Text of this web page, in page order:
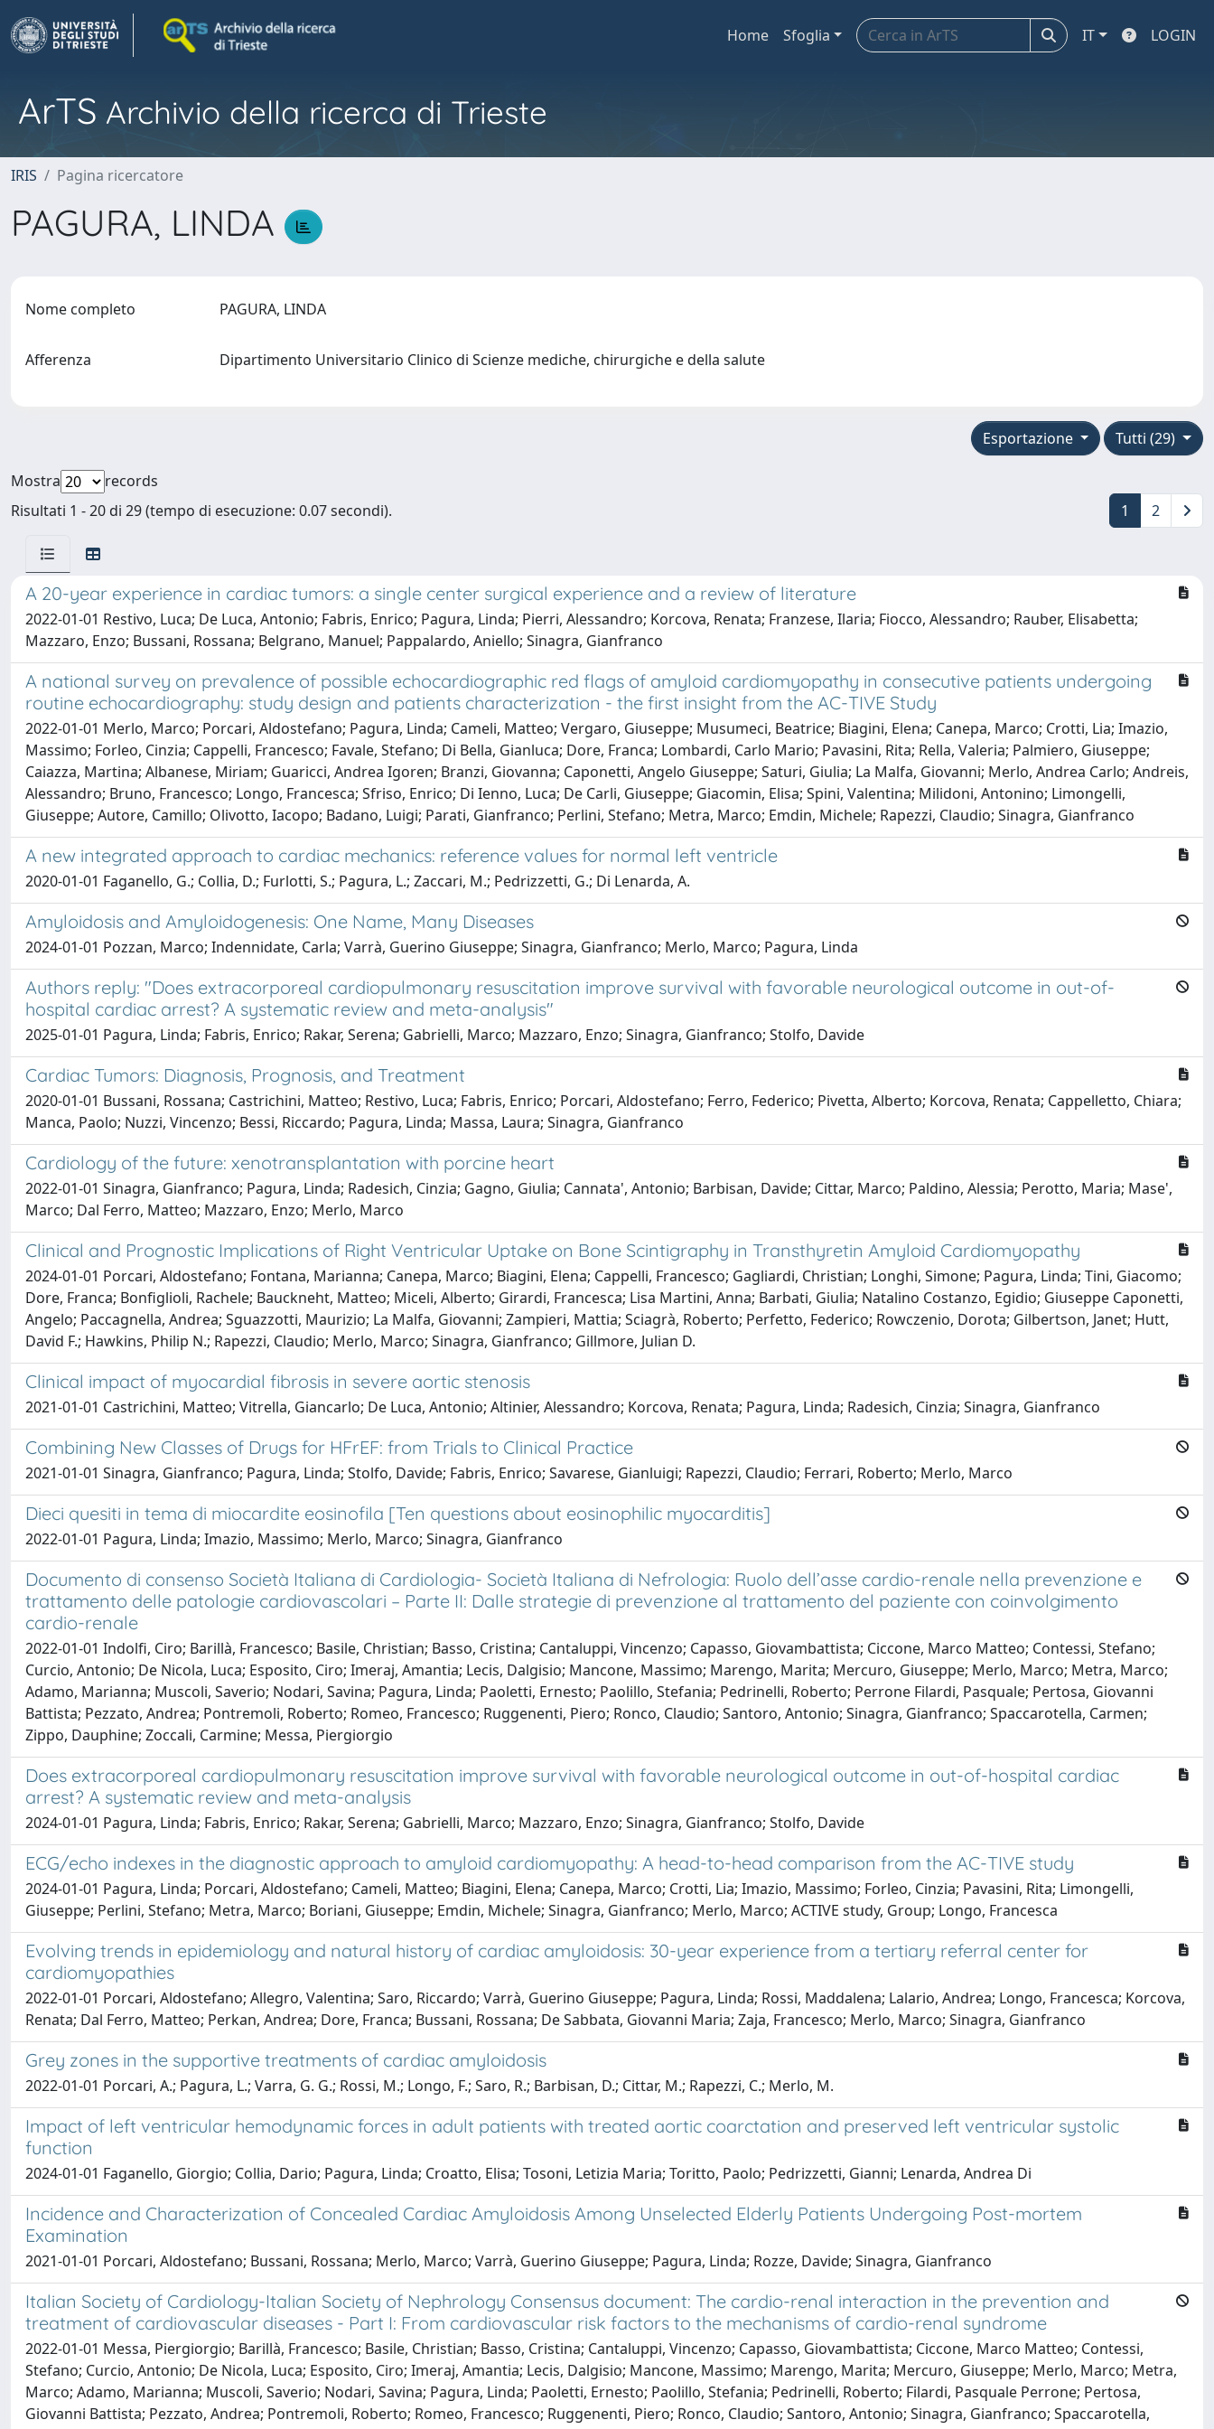
Home Sfoglia IT LOGIN
ArTS Archivio della ricerca di Trieste
IRIS Pagina ricercatore
PAGURA, LINDA
Nome completo PAGURA, LINDA
Afferenza Dipartimento Universitario Clinico di Scienze mediche, chirurgiche e della salute
Tutti (29)
Esportazione
Mostra
records
Risultati 1 - 20 di 29 (tempo di esecuzione: 0.07 secondi).
1 2
A 20-year experience in cardiac tumors: a single center surgical experience and a review of literature
2022-01-01 Restivo, Luca; De Luca, Antonio; Fabris, Enrico; Pagura, Linda; Pierri, Alessandro; Korcova, Renata; Franzese, Ilaria; Fiocco, Alessandro; Rauber, Elisabetta;
Mazzaro, Enzo; Bussani, Rossana; Belgrano, Manuel; Pappalardo, Aniello; Sinagra, Gianfranco
A national survey on prevalence of possible echocardiographic red flags of amyloid cardiomyopathy in consecutive patients undergoing
routine echocardiography: study design and patients characterization - the first insight from the AC-TIVE Study
2022-01-01 Merlo, Marco; Porcari, Aldostefano; Pagura, Linda; Cameli, Matteo; Vergaro, Giuseppe; Musumeci, Beatrice; Biagini, Elena; Canepa, Marco; Crotti, Lia; Imazio,
Massimo; Forleo, Cinzia; Cappelli, Francesco; Favale, Stefano; Di Bella, Gianluca; Dore, Franca; Lombardi, Carlo Mario; Pavasini, Rita; Rella, Valeria; Palmiero, Giuseppe;
Caiazza, Martina; Albanese, Miriam; Guaricci, Andrea Igoren; Branzi, Giovanna; Caponetti, Angelo Giuseppe; Saturi, Giulia; La Malfa, Giovanni; Merlo, Andrea Carlo; Andreis,
Alessandro; Bruno, Francesco; Longo, Francesca; Sfriso, Enrico; Di Ienno, Luca; De Carli, Giuseppe; Giacomin, Elisa; Spini, Valentina; Milidoni, Antonino; Limongelli,
Giuseppe; Autore, Camillo; Olivotto, Iacopo; Badano, Luigi; Parati, Gianfranco; Perlini, Stefano; Metra, Marco; Emdin, Michele; Rapezzi, Claudio; Sinagra, Gianfranco
A new integrated approach to cardiac mechanics: reference values for normal left ventricle
2020-01-01 Faganello, G.; Collia, D.; Furlotti, S.; Pagura, L.; Zaccari, M.; Pedrizzetti, G.; Di Lenarda, A.
Amyloidosis and Amyloidogenesis: One Name, Many Diseases
2024-01-01 Pozzan, Marco; Indennidate, Carla; Varrà, Guerino Giuseppe; Sinagra, Gianfranco; Merlo, Marco; Pagura, Linda
Authors reply: "Does extracorporeal cardiopulmonary resuscitation improve survival with favorable neurological outcome in out-of-
hospital cardiac arrest? A systematic review and meta-analysis"
2025-01-01 Pagura, Linda; Fabris, Enrico; Rakar, Serena; Gabrielli, Marco; Mazzaro, Enzo; Sinagra, Gianfranco; Stolfo, Davide
Cardiac Tumors: Diagnosis, Prognosis, and Treatment
2020-01-01 Bussani, Rossana; Castrichini, Matteo; Restivo, Luca; Fabris, Enrico; Porcari, Aldostefano; Ferro, Federico; Pivetta, Alberto; Korcova, Renata; Cappelletto, Chiara;
Manca, Paolo; Nuzzi, Vincenzo; Bessi, Riccardo; Pagura, Linda; Massa, Laura; Sinagra, Gianfranco
Cardiology of the future: xenotransplantation with porcine heart
2022-01-01 Sinagra, Gianfranco; Pagura, Linda; Radesich, Cinzia; Gagno, Giulia; Cannata', Antonio; Barbisan, Davide; Cittar, Marco; Paldino, Alessia; Perotto, Maria; Mase',
Marco; Dal Ferro, Matteo; Mazzaro, Enzo; Merlo, Marco
Clinical and Prognostic Implications of Right Ventricular Uptake on Bone Scintigraphy in Transthyretin Amyloid Cardiomyopathy
2024-01-01 Porcari, Aldostefano; Fontana, Marianna; Canepa, Marco; Biagini, Elena; Cappelli, Francesco; Gagliardi, Christian; Longhi, Simone; Pagura, Linda; Tini, Giacomo;
Dore, Franca; Bonfiglioli, Rachele; Bauckneht, Matteo; Miceli, Alberto; Girardi, Francesca; Lisa Martini, Anna; Barbati, Giulia; Natalino Costanzo, Egidio; Giuseppe Caponetti,
Angelo; Paccagnella, Andrea; Sguazzotti, Maurizio; La Malfa, Giovanni; Zampieri, Mattia; Sciagrà, Roberto; Perfetto, Federico; Rowczenio, Dorota; Gilbertson, Janet; Hutt,
David F.; Hawkins, Philip N.; Rapezzi, Claudio; Merlo, Marco; Sinagra, Gianfranco; Gillmore, Julian D.
Clinical impact of myocardial fibrosis in severe aortic stenosis
2021-01-01 Castrichini, Matteo; Vitrella, Giancarlo; De Luca, Antonio; Altinier, Alessandro; Korcova, Renata; Pagura, Linda; Radesich, Cinzia; Sinagra, Gianfranco
Combining New Classes of Drugs for HFrEF: from Trials to Clinical Practice
2021-01-01 Sinagra, Gianfranco; Pagura, Linda; Stolfo, Davide; Fabris, Enrico; Savarese, Gianluigi; Rapezzi, Claudio; Ferrari, Roberto; Merlo, Marco
Dieci quesiti in tema di miocardite eosinofila [Ten questions about eosinophilic myocarditis]
2022-01-01 Pagura, Linda; Imazio, Massimo; Merlo, Marco; Sinagra, Gianfranco
Documento di consenso Società Italiana di Cardiologia- Società Italiana di Nefrologia: Ruolo dell’asse cardio-renale nella prevenzione e
trattamento delle patologie cardiovascolari – Parte II: Dalle strategie di prevenzione al trattamento del paziente con coinvolgimento
cardio-renale
2022-01-01 Indolfi, Ciro; Barillà, Francesco; Basile, Christian; Basso, Cristina; Cantaluppi, Vincenzo; Capasso, Giovambattista; Ciccone, Marco Matteo; Contessi, Stefano;
Curcio, Antonio; De Nicola, Luca; Esposito, Ciro; Imeraj, Amantia; Lecis, Dalgisio; Mancone, Massimo; Marengo, Marita; Mercuro, Giuseppe; Merlo, Marco; Metra, Marco;
Adamo, Marianna; Muscoli, Saverio; Nodari, Savina; Pagura, Linda; Paoletti, Ernesto; Paolillo, Stefania; Pedrinelli, Roberto; Perrone Filardi, Pasquale; Pertosa, Giovanni
Battista; Pezzato, Andrea; Pontremoli, Roberto; Romeo, Francesco; Ruggenenti, Piero; Ronco, Claudio; Santoro, Antonio; Sinagra, Gianfranco; Spaccarotella, Carmen;
Zippo, Dauphine; Zoccali, Carmine; Messa, Piergiorgio
Does extracorporeal cardiopulmonary resuscitation improve survival with favorable neurological outcome in out-of-hospital cardiac
arrest? A systematic review and meta-analysis
2024-01-01 Pagura, Linda; Fabris, Enrico; Rakar, Serena; Gabrielli, Marco; Mazzaro, Enzo; Sinagra, Gianfranco; Stolfo, Davide
ECG/echo indexes in the diagnostic approach to amyloid cardiomyopathy: A head-to-head comparison from the AC-TIVE study
2024-01-01 Pagura, Linda; Porcari, Aldostefano; Cameli, Matteo; Biagini, Elena; Canepa, Marco; Crotti, Lia; Imazio, Massimo; Forleo, Cinzia; Pavasini, Rita; Limongelli,
Giuseppe; Perlini, Stefano; Metra, Marco; Boriani, Giuseppe; Emdin, Michele; Sinagra, Gianfranco; Merlo, Marco; ACTIVE study, Group; Longo, Francesca
Evolving trends in epidemiology and natural history of cardiac amyloidosis: 30-year experience from a tertiary referral center for
cardiomyopathies
2022-01-01 Porcari, Aldostefano; Allegro, Valentina; Saro, Riccardo; Varrà, Guerino Giuseppe; Pagura, Linda; Rossi, Maddalena; Lalario, Andrea; Longo, Francesca; Korcova,
Renata; Dal Ferro, Matteo; Perkan, Andrea; Dore, Franca; Bussani, Rossana; De Sabbata, Giovanni Maria; Zaja, Francesco; Merlo, Marco; Sinagra, Gianfranco
Grey zones in the supportive treatments of cardiac amyloidosis
2022-01-01 Porcari, A.; Pagura, L.; Varra, G. G.; Rossi, M.; Longo, F.; Saro, R.; Barbisan, D.; Cittar, M.; Rapezzi, C.; Merlo, M.
Impact of left ventricular hemodynamic forces in adult patients with treated aortic coarctation and preserved left ventricular systolic
function
2024-01-01 Faganello, Giorgio; Collia, Dario; Pagura, Linda; Croatto, Elisa; Tosoni, Letizia Maria; Toritto, Paolo; Pedrizzetti, Gianni; Lenarda, Andrea Di
Incidence and Characterization of Concealed Cardiac Amyloidosis Among Unselected Elderly Patients Undergoing Post-mortem
Examination
2021-01-01 Porcari, Aldostefano; Bussani, Rossana; Merlo, Marco; Varrà, Guerino Giuseppe; Pagura, Linda; Rozze, Davide; Sinagra, Gianfranco
Italian Society of Cardiology-Italian Society of Nephrology Consensus document: The cardio-renal interaction in the prevention and
treatment of cardiovascular diseases - Part I: From cardiovascular risk factors to the mechanisms of cardio-renal syndrome
2022-01-01 Messa, Piergiorgio; Barillà, Francesco; Basile, Christian; Basso, Cristina; Cantaluppi, Vincenzo; Capasso, Giovambattista; Ciccone, Marco Matteo; Contessi,
Stefano; Curcio, Antonio; De Nicola, Luca; Esposito, Ciro; Imeraj, Amantia; Lecis, Dalgisio; Mancone, Massimo; Marengo, Marita; Mercuro, Giuseppe; Merlo, Marco; Metra,
Marco; Adamo, Marianna; Muscoli, Saverio; Nodari, Savina; Pagura, Linda; Paoletti, Ernesto; Paolillo, Stefania; Pedrinelli, Roberto; Filardi, Pasquale Perrone; Pertosa,
Giovanni Battista; Pezzato, Andrea; Pontremoli, Roberto; Romeo, Francesco; Ruggenenti, Piero; Ronco, Claudio; Santoro, Antonio; Sinagra, Gianfranco; Spaccarotella,